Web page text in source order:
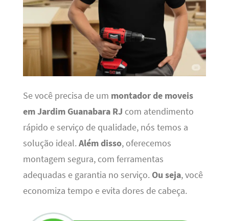
Se você precisa de um montador de moveis
em Jardim Guanabara RJ com atendimento
rápido e serviço de qualidade, nós temos a
solução ideal. Além disso, oferecemos
montagem segura, com ferramentas
adequadas e garantia no serviço. Ou seja, você
economiza tempo e evita dores de cabeça.